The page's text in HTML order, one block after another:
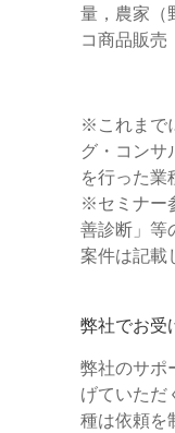
量，農家（
コ商品販売
※これまで
グ・コンサ
を行った業
※セミナー
善診断」等
案件は記載
弊社でお受
弊社のサポ
げていただ
種は依頼を